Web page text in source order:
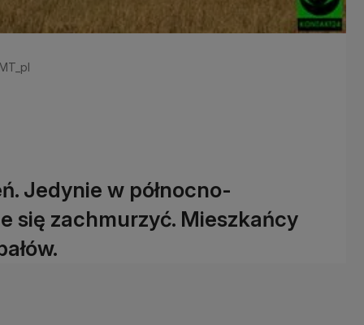
Jedynie w północno-
się zachmurzyć. Mieszkańcy